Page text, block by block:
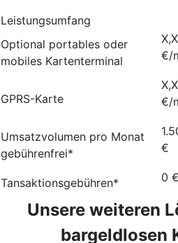
Leistungsumfang
Optional portables oder
mobiles Kartenterminal
€/
GPRS-Karte
€/
Umsatzvolumen pro Monat
gebührenfrei*
€
Tansaktionsgebühren* 0 €
Unsere weiteren
bargeldlosen